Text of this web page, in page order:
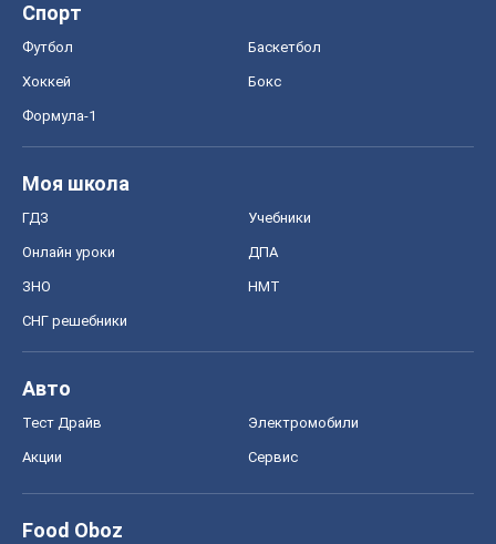
Спорт
Футбол Баскетбол
Хоккей Бокс
Формула-1
Моя школа
ГДЗ Учебники
Онлайн уроки ДПА
ЗНО НМТ
СНГ решебники
Авто
Тест Драйв Электромобили
Акции Сервис
Food Oboz